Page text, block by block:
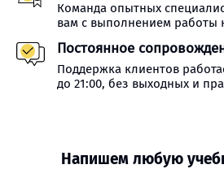
Команда опытных
вам с выполнением работы
Постоянное
Поддержка клиентов
до 21:00, без выходных и
Напишем любую